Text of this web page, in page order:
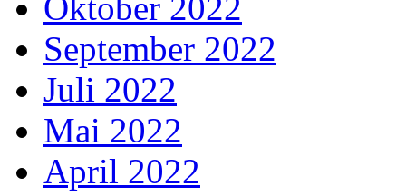
September 2022
Juli 2022
Mai 2022
April 2022